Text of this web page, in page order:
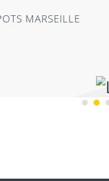
MARSEILLE